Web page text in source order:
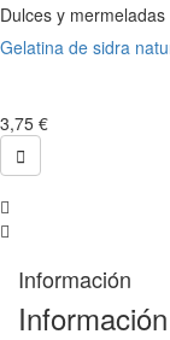
Dulces y mermeladas
Gelatina de sidra
3,75 €

Información
Información